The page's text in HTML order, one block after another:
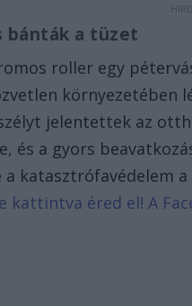
bánták a tüzet
roller egy
környezetében
jelentettek az
és a gyors
a katasztrófavédelem
kattintva éred el! A